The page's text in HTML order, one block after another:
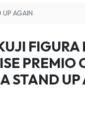
UP AGAIN
PREMIO
STAND UP